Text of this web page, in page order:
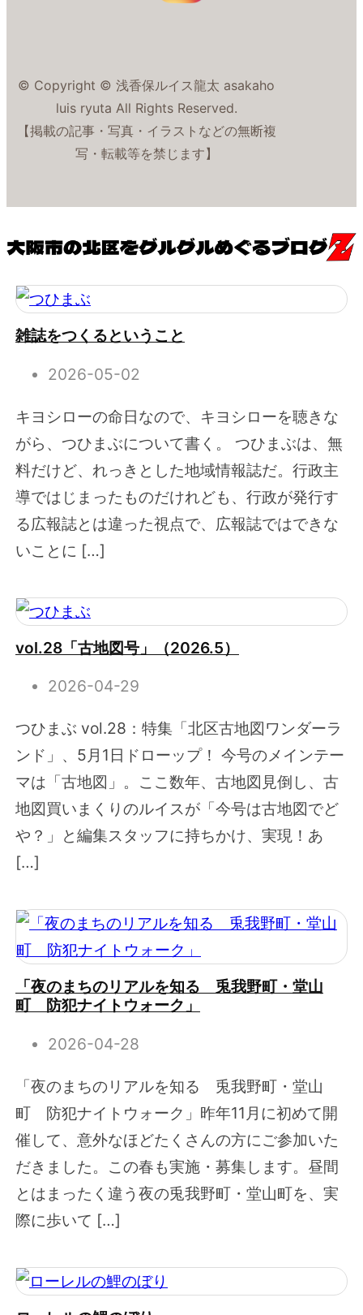
© Copyright © 浅香保ルイス龍太 asakaho
luis ryuta All Rights Reserved.
【掲載の記事・写真・イラストなどの無断複
写・転載等を禁じます】
雑誌をつくるということ
2026-05-02
キヨシローの命日なので、キヨシローを聴きな
がら、つひまぶについて書く。 つひまぶは、無
料だけど、れっきとした地域情報誌だ。行政主
導ではじまったものだけれども、行政が発行す
る広報誌とは違った視点で、広報誌ではできな
いことに […]
vol.28「古地図号」（2026.5）
2026-04-29
つひまぶ vol.28：特集「北区古地図ワンダーラ
ンド」、5月1日ドローップ！ 今号のメインテー
マは「古地図」。ここ数年、古地図見倒し、古
地図買いまくりのルイスが「今号は古地図でど
や？」と編集スタッフに持ちかけ、実現！あ
[…]
「夜のまちのリアルを知る 兎我野町・堂山
町 防犯ナイトウォーク」
2026-04-28
「夜のまちのリアルを知る 兎我野町・堂山
町 防犯ナイトウォーク」昨年11月に初めて開
催して、意外なほどたくさんの方にご参加いた
だきました。この春も実施・募集します。昼間
とはまったく違う夜の兎我野町・堂山町を、実
際に歩いて […]